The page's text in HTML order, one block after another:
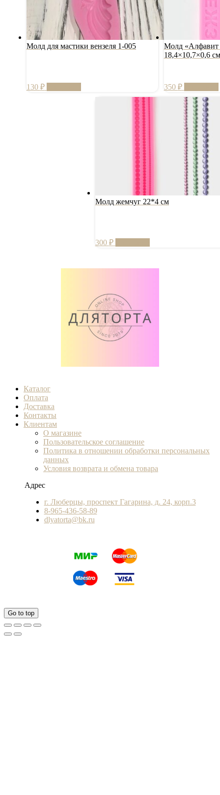
Молд для мастики вензеля 1-005
130 ₽
Молд «Алфавит
18,4×10,7×0,6
350 ₽
Молд жемчуг 22*4 см
300 ₽
Каталог
Оплата
Доставка
Контакты
Клиентам
О магазине
Пользовательское соглашение
Политика в отношении обработки персональных
данных
Условия возврата и обмена товара
Адрес
г. Люберцы, проспект Гагарина, д. 24, корп.3
8-965-436-58-89
dlyatorta@bk.ru
Go to top